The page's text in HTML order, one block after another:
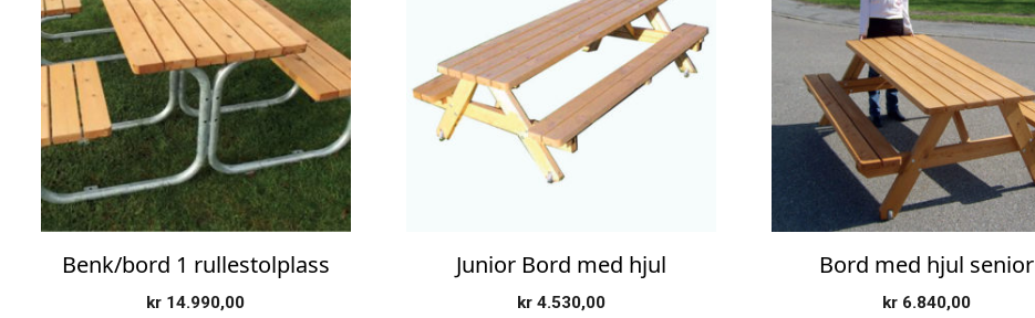
Benk/bord 1 rullestolplass
kr 14.990,00
Junior Bord med hjul
kr4.530,00
Bord med hjul senior
kr 6.840,00